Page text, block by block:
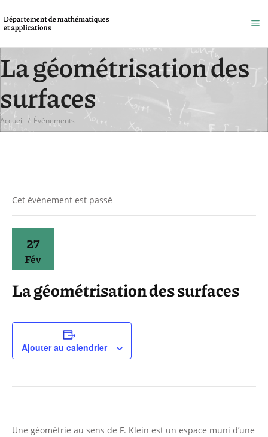
La géométrisation des
surfaces
Accueil / Évènements
Cet évènement est passé
27
Fév
La géométrisation des surfaces
Ajouter au calendrier
Une géométrie au sens de F. Klein est un espace muni d’une